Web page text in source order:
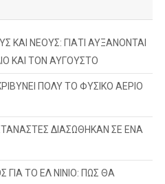
ΚΑΙ ΝΕΟΥΣ: ΓΙΑΤΙ ΑΥΞΑΝΟΝΤΑΙ
ΚΑΙ ΤΟΝ ΑΥΓΟΥΣΤΟ
ΠΟΛΥ ΤΟ ΦΥΣΙΚΟ ΑΕΡΙΟ
ΔΙΑΣΩΘΗΚΑΝ ΣΕ ΕΝΑ
ΤΟ ΕΛ ΝΙΝΙΟ: ΠΩΣ ΘΑ